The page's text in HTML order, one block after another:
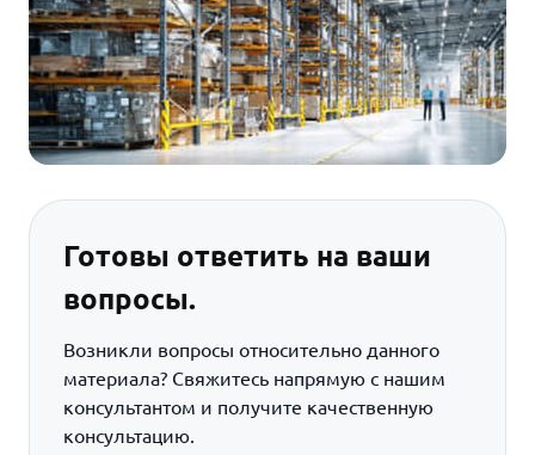
Готовы ответить на ваши
вопросы.
Возникли вопросы относительно данного
материала? Свяжитесь напрямую с нашим
консультантом и получите качественную
консультацию.